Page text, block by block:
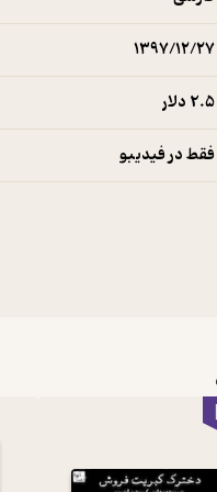
۱۳۹۷/۱۲/۲۷
2.۵ دلار
فقط در فیدیبو